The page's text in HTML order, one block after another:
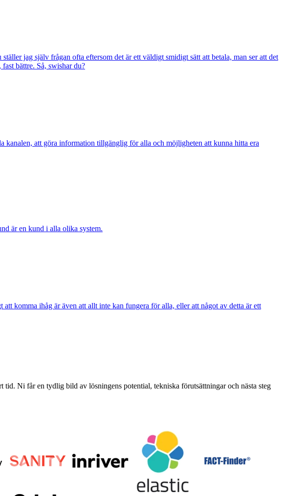
jag själv frågan ofta eftersom det är ett väldigt smidigt sätt att betala, man ser att det
bättre. Så, swishar du?
kanalen, att göra information tillgänglig för alla och möjligheten att kunna hitta era
är en kund i alla olika system.
komma ihåg är även att allt inte kan fungera för alla, eller att något av detta är ett
Ni får en tydlig bild av lösningens potential, tekniska förutsättningar och nästa steg